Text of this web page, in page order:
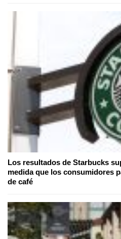
Los resultados de Starbucks
medida que los consumidores
de café